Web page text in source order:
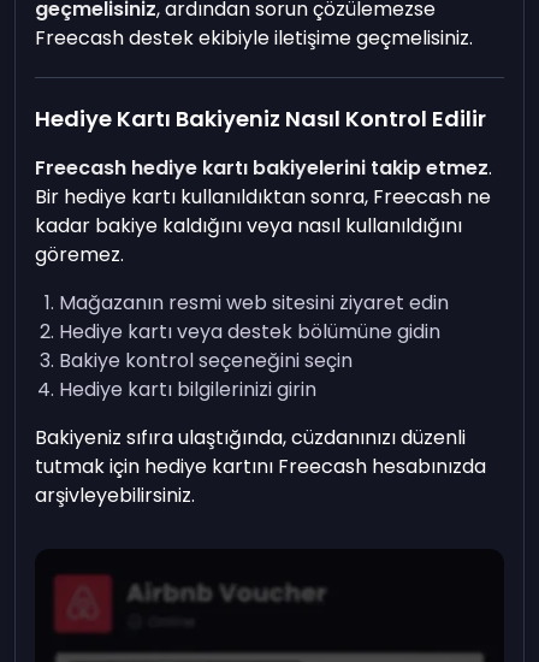
geçmelisiniz, ardından sorun çözülemezse
Freecash destek ekibiyle iletişime geçmelisiniz.
Hediye Kartı Bakiyeniz Nasıl Kontrol Edilir
Freecash hediye kartı bakiyelerini takip etmez.
Bir hediye kartı kullanıldıktan sonra, Freecash ne
kadar bakiye kaldığını veya nasıl kullanıldığını
göremez.
Mağazanın resmi web sitesini ziyaret edin
Hediye kartı veya destek bölümüne gidin
Bakiye kontrol seçeneğini seçin
Hediye kartı bilgilerinizi girin
Bakiyeniz sıfıra ulaştığında, cüzdanınızı düzenli
tutmak için hediye kartını Freecash hesabınızda
arşivleyebilirsiniz.